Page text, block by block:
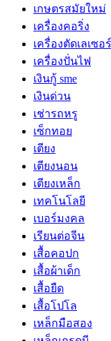
เกษตรสมัยใหม่
เครื่องคอริ่ง
เครื่องตัดเลเซอร์
เครื่องปั่นไฟ
เงินกู้ sme
เงินด่วน
เช่ารถหรู
เซ็กทอย
เตียง
เตียงนอน
เตียงเหล็ก
เทคโนโลยี
เบอร์มงคล
เรียนต่อจีน
เสื้อคอปก
เสื้อผ้าเด็ก
เสื้อยืด
เสื้อโปโล
เหล็กมือสอง